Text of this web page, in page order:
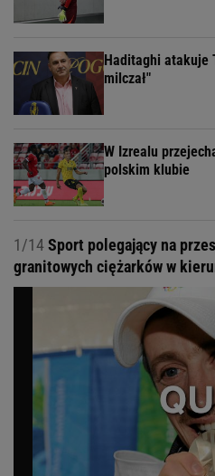
Haditaghi atakuje
milczał"
W Izrealu
polskim klubie
1/14Sport polegający na
granitowych ciężarków w